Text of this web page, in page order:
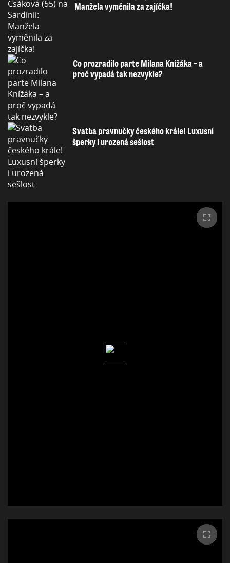
Manžela vyměnila za zajíčka!
Co prozradilo parte Milana Knížáka – a
proč vypadá tak nezvykle?
Svatba pravnučky českého krále! Luxusní
šperky i urozená sešlost